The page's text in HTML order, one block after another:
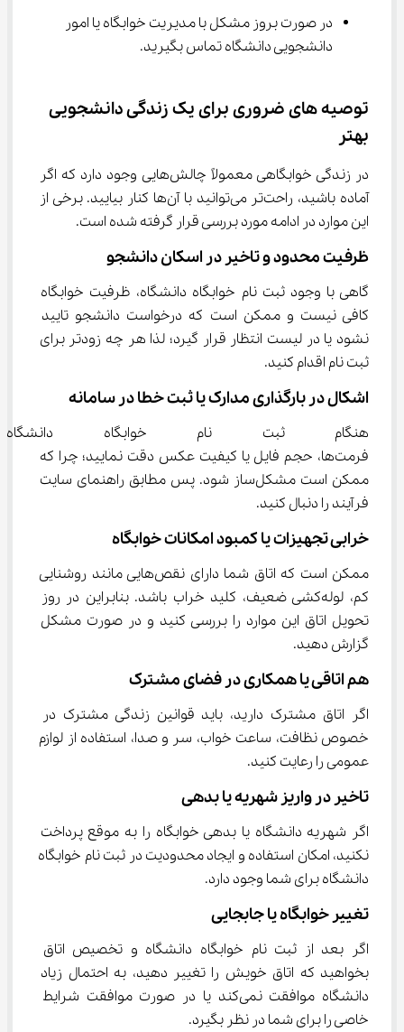
در صورت بروز مشکل با مدیریت خوابگاه یا امور
دانشجویی دانشگاه تماس بگیرید.
توصیه های ضروری برای یک زندگی دانشجویی
بهتر
در زندگی خوابگاهی معمولاً چالش‌هایی وجود دارد که اگر
آماده باشید، راحت‌تر می‌توانید با آن‌ها کنار بیایید. برخی از
این موارد در ادامه مورد بررسی قرار گرفته شده است.
ظرفیت محدود و تاخیر در اسکان دانشجو
گاهی با وجود ثبت نام خوابگاه دانشگاه، ظرفیت خوابگاه
کافی نیست و ممکن است که درخواست دانشجو تایید
نشود یا در لیست انتظار قرار گیرد؛ لذا هر چه زودتر برای
ثبت نام اقدام کنید.
اشکال در بارگذاری مدارک یا ثبت خطا در سامانه
هنگام ثبت نام خوابگاه
فرمت‌ها، حجم فایل یا کیفیت عکس دقت نمایید؛ چرا که
ممکن است مشکل‌ساز شود. پس مطابق راهنمای سایت
فرآیند را دنبال کنید.
خرابی تجهیزات یا کمبود امکانات خوابگاه
ممکن است که اتاق شما دارای نقص‌هایی مانند روشنایی
کم، لوله‌کشی ضعیف، کلید خراب باشد. بنابراین در روز
تحویل اتاق این موارد را بررسی کنید و در صورت مشکل
گزارش دهید.
هم اتاقی یا همکاری در فضای مشترک
اگر اتاق مشترک دارید، باید قوانین زندگی مشترک در
خصوص نظافت، ساعت خواب، سر و صدا، استفاده از لوازم
عمومی را رعایت کنید.
تاخیر در واریز شهریه یا بدهی
اگر شهریه دانشگاه یا بدهی خوابگاه را به موقع پرداخت
نکنید، امکان استفاده و ایجاد محدودیت در ثبت نام خوابگاه
دانشگاه برای شما وجود دارد.
تغییر خوابگاه یا جابجایی
اگر بعد از ثبت نام خوابگاه دانشگاه و تخصیص اتاق
بخواهید که اتاق خویش را تغییر دهید، به احتمال زیاد
دانشگاه موافقت نمی‌کند یا در صورت موافقت شرایط
خاصی را برای شما در نظر بگیرد.